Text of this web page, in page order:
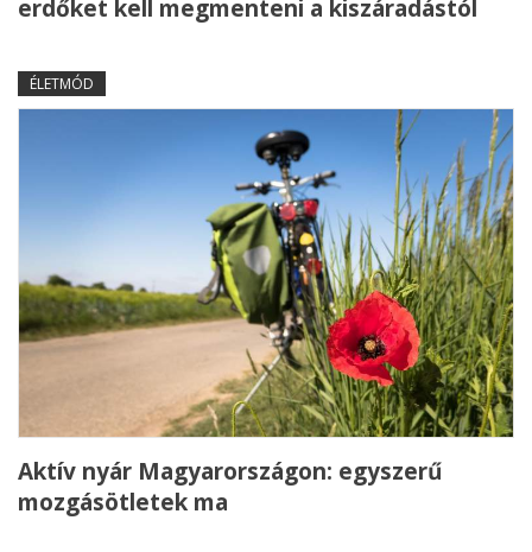
erdőket kell megmenteni a kiszáradástól
ÉLETMÓD
Aktív nyár Magyarországon: egyszerű
mozgásötletek ma